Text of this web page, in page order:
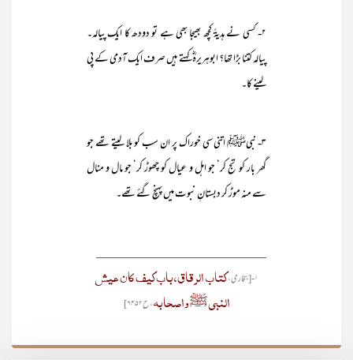
۲- کسی نے ہدیۃً کچھ بھیجا بھی ہے تو دودھ کا ایک پیالہ۔
پیالہ کتنا بڑا تھا؟ ابوہریرہؓ کہتے ہیں صرف ایک آدمی کے پی
لینے کا۔
۳- نبیﷺ اتنی سی خوراک پر ان سب کو بلا لیتے تھے جو
گھر بار کو تج کر‘ جو اہل و عیال کو چھوڑ کر‘ جو مال و منال
سے منہ موڑ کر دبستانِ نبوت میں پہنچ گئے تھے۔
___________________________
۱- [بخاری،
کتاب الرقاق، باب کیف کان عیش
النبی ﷺ واصحابہ، ح۶۴۵۲]